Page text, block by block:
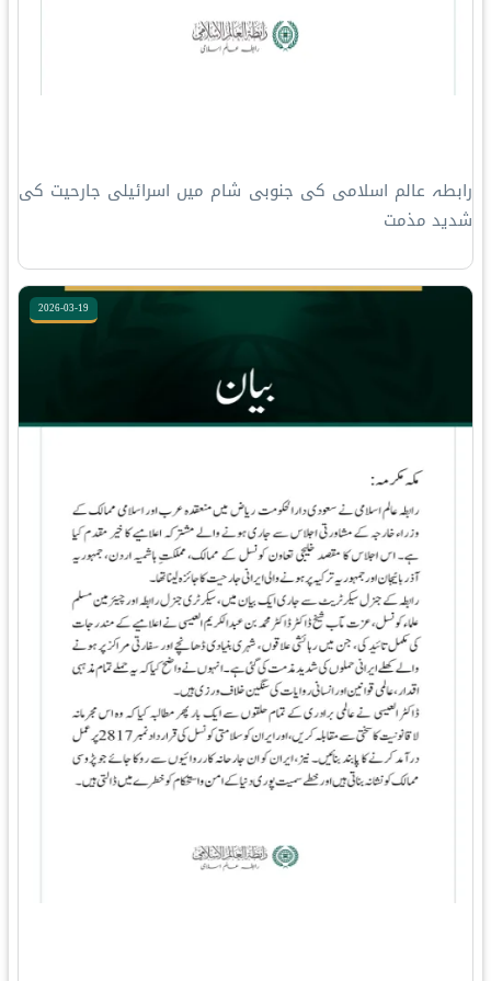
رابطہ عالم اسلامی کی جنوبی شام میں اسرائیلی جارحیت کی
شدید مذمت
2026-03-19